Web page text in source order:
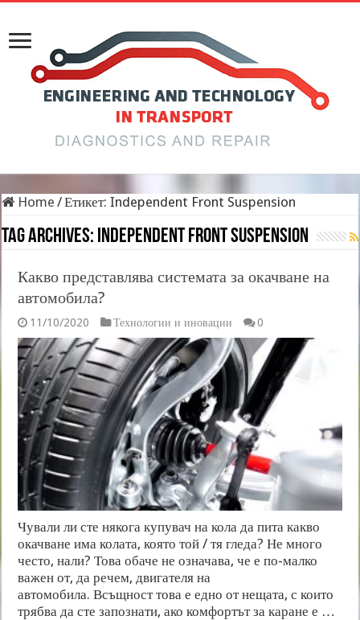
Home /Етикет:Independent Front Suspension
Tag Archives: Independent Front Suspension
Какво представлява системата за окачване на
автомобила?
11/10/2020 Технологии и иновации 0
Чували ли сте някога купувач на кола да пита какво
окачване има колата, която той / тя гледа? Не много
често, нали? Това обаче не означава, че е по-малко
важен от, да речем, двигателя на
автомобила. Всъщност това е едно от нещата, с които
трябва да сте запознати, ако комфортът за каране е …